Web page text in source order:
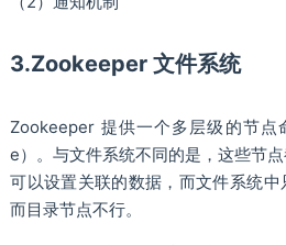
3.Zookeeper 文件系统
Zookeeper 提供一个多层级的节
e）。与文件系统不同的是，这些节
可以设置关联的数据，而文件系统
而目录节点不行。